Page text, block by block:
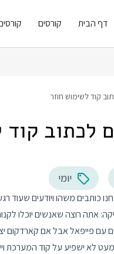
דף הבית קורסים
קוד לשימוש חוזר
לכתוב קוד
יומי
כותבים משהו ויודעים שעוד
אתה רוצה שאנשים יוכלו
עם פייפאל אבל אם קארדקום
כמעט לא ישפיע על קוד המערכת